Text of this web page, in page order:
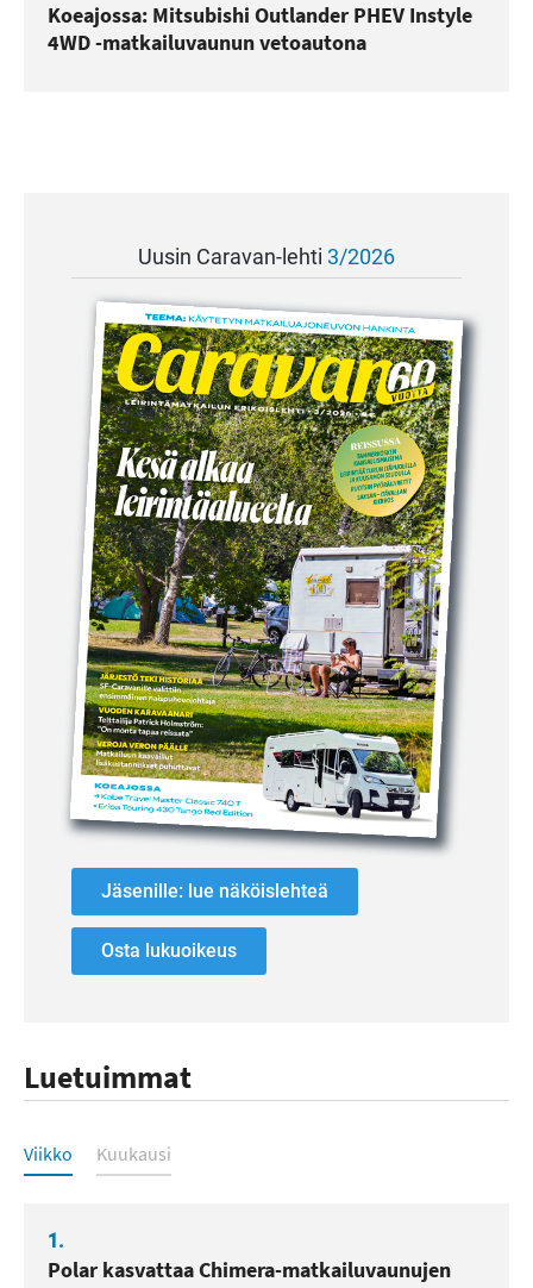
Koeajossa: Mitsubishi Outlander PHEV Instyle
4WD -matkailuvaunun vetoautona
Uusin Caravan-lehti 3/2026
Jäsenille: lue näköislehteä
Osta lukuoikeus
Luetuimmat
Luetuimmat
Viikko Kuukausi
1.
Polar kasvattaa Chimera-matkailuvaunujen